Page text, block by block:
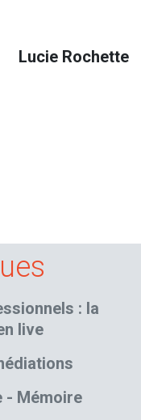
Lucie Rochette
: la
live
- Mémoire